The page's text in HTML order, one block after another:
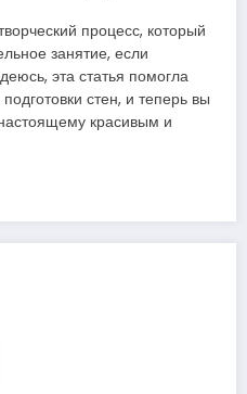
процесс, который
занятие, если
эта статья помогла
стен, и теперь вы
красивым и